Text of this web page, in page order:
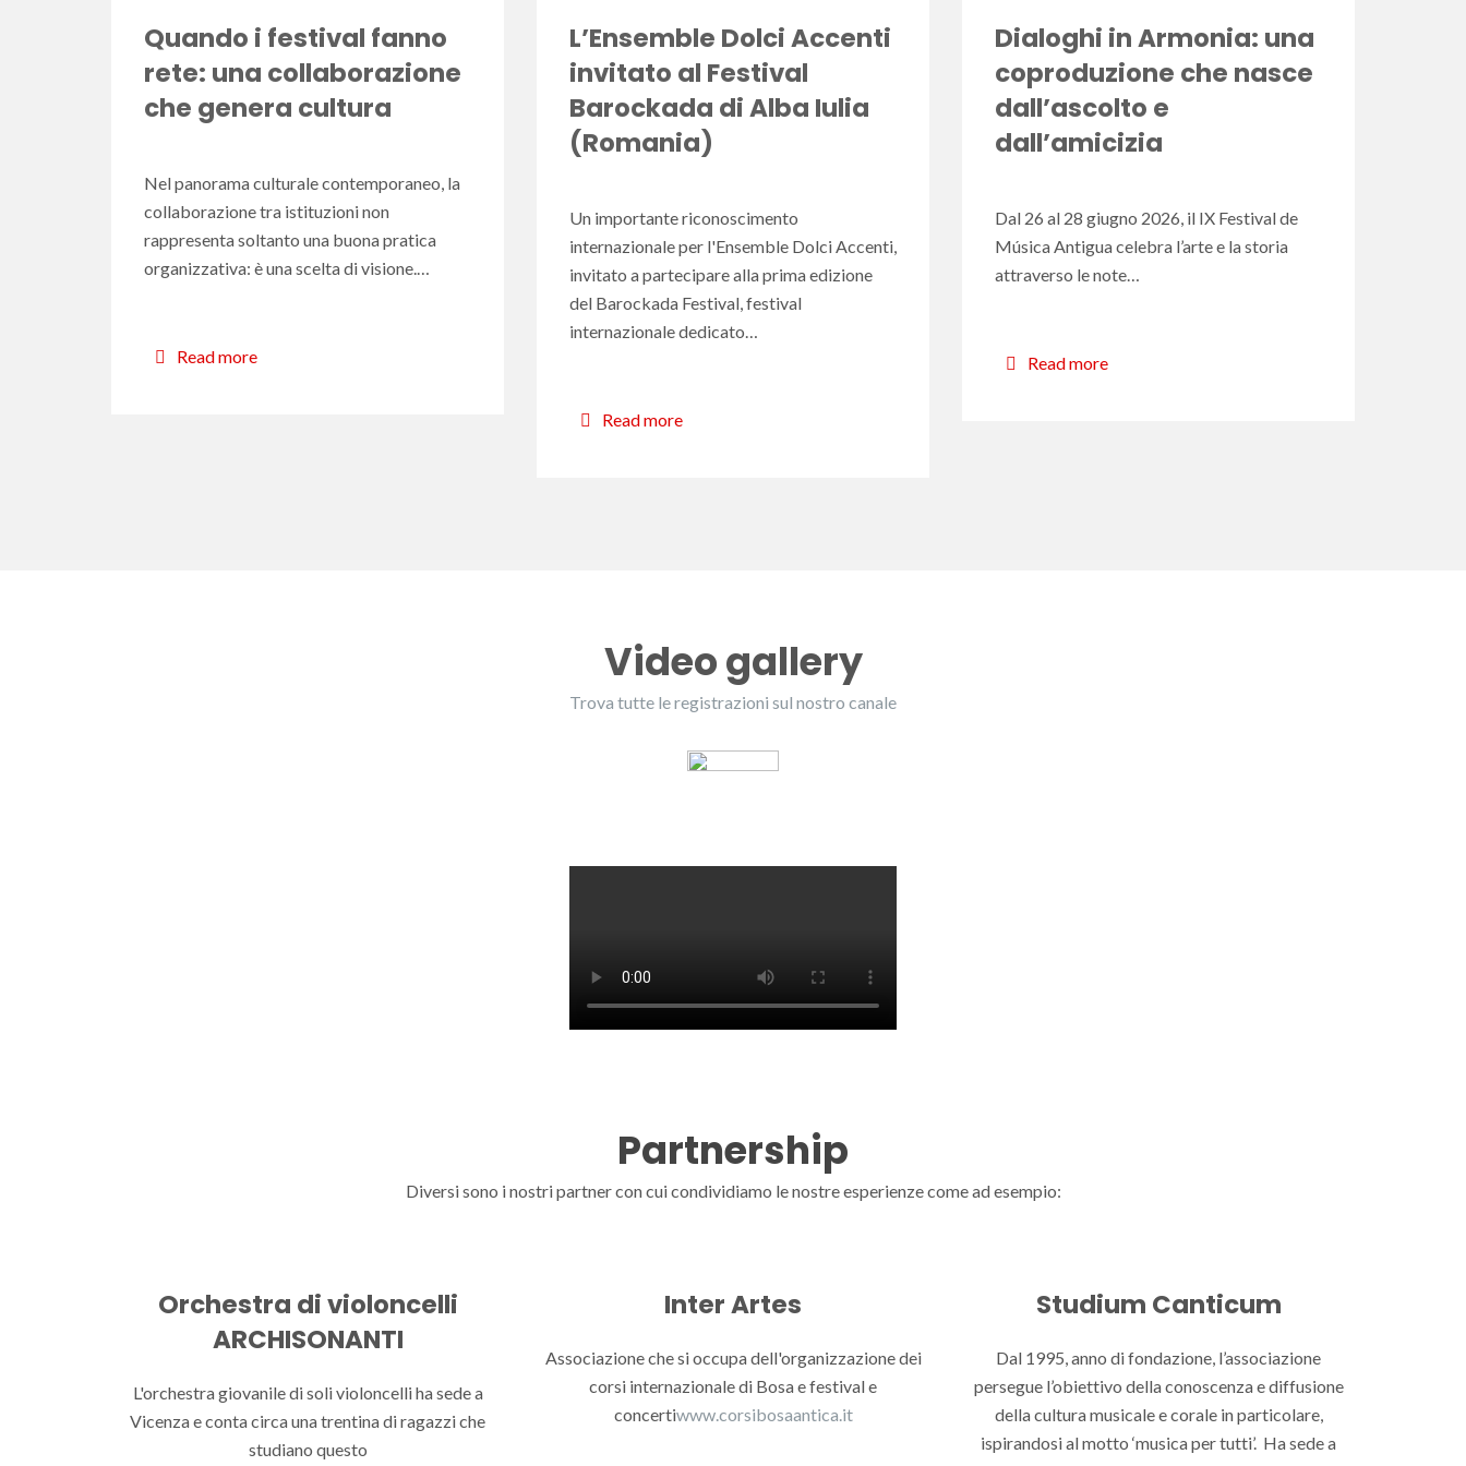
Quando i festival fanno
rete: una collaborazione
che genera cultura
Nel panorama culturale contemporaneo, la
collaborazione tra istituzioni non
rappresenta soltanto una buona pratica
organizzativa: è una scelta di visione.…
Read more
L’Ensemble Dolci Accenti
invitato al Festival
Barockada di Alba Iulia
(Romania)
Un importante riconoscimento
internazionale per l'Ensemble Dolci Accenti,
invitato a partecipare alla prima edizione
del Barockada Festival, festival
internazionale dedicato…
Read more
Dialoghi in Armonia: una
coproduzione che nasce
dall’ascolto e
dall’amicizia
Dal 26 al 28 giugno 2026, il IX Festival de
Música Antigua celebra l’arte e la storia
attraverso le note…
Read more
Video gallery
Trova tutte le registrazioni sul nostro canale
Partnership
Diversi sono i nostri partner con cui condividiamo le nostre esperienze come ad esempio:
Orchestra di violoncelli
ARCHISONANTI
L'orchestra giovanile di soli violoncelli ha sede a
Vicenza e conta circa una trentina di ragazzi che
studiano questo
Inter Artes
Associazione che si occupa dell'organizzazione dei
corsi internazionale di Bosa e festival e
concertiwww.corsibosaantica.it
Studium Canticum
Dal 1995, anno di fondazione, l’associazione
persegue l’obiettivo della conoscenza e diffusione
della cultura musicale e corale in particolare,
ispirandosi al motto ‘musica per tutti’. Ha sede a